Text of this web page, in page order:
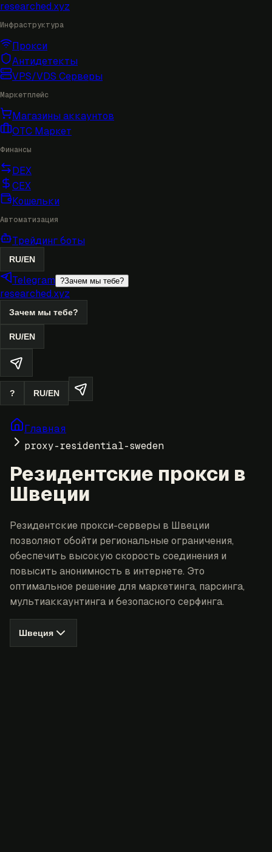
researched.xyz
Инфраструктура
Прокси
Антидетекты
VPS/VDS Серверы
Маркетплейс
Магазины аккаунтов
OTC Маркет
Финансы
DEX
CEX
Кошельки
Автоматизация
Трейдинг боты
RU/EN
Telegram ?Зачем мы тебе?
researched.xyz
Зачем мы тебе?
RU/EN
? RU/EN
Главная
proxy-residential-sweden
Резидентские прокси в
Швеции
Резидентские прокси-серверы в Швеции
позволяют обойти региональные ограничения,
обеспечить высокую скорость соединения и
повысить анонимность в интернете. Это
оптимальное решение для маркетинга, парсинга,
мультиаккаунтинга и безопасного серфинга.
Швеция